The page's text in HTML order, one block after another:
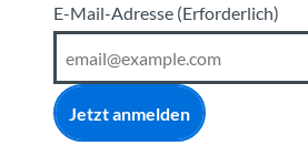
E-Mail-Adresse (Erforderlich)
Jetzt anmelden